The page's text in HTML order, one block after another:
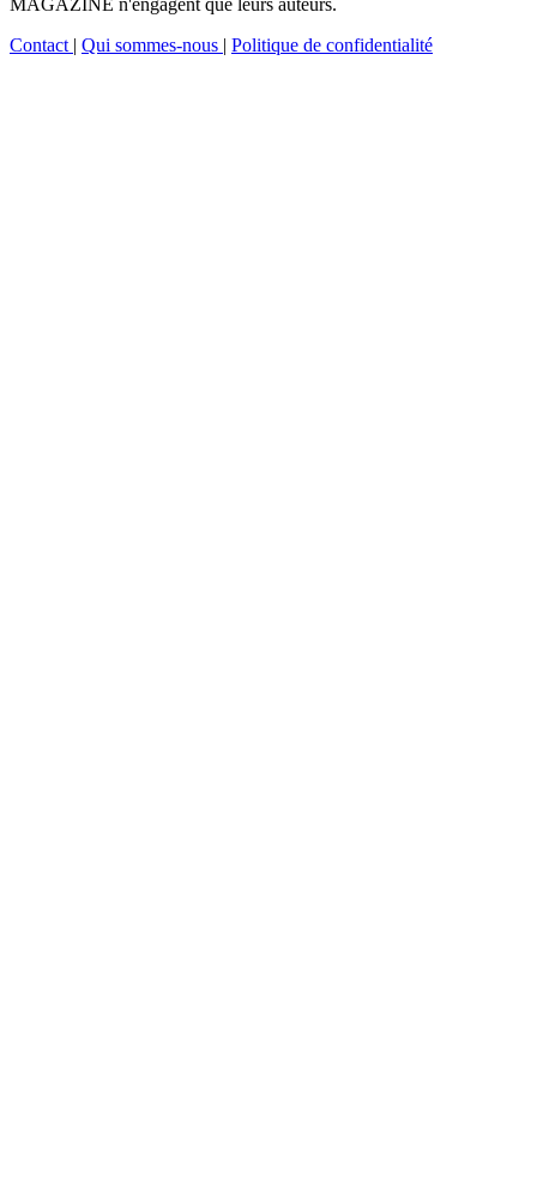
Contact | Qui sommes-nous | Politique de confidentialité